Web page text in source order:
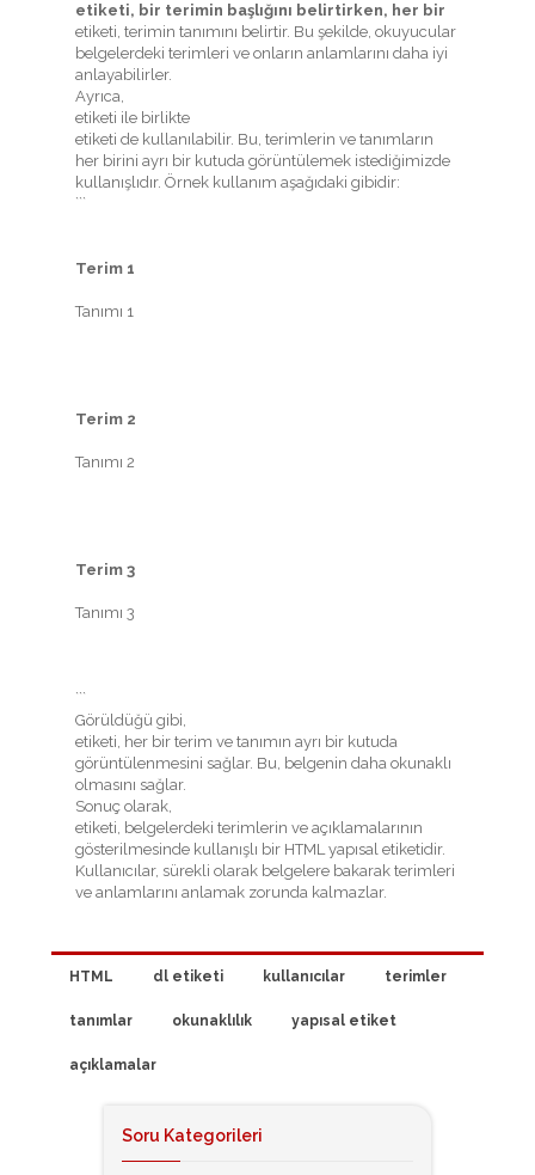
etiketi, bir terimin başlığını belirtirken, her bir
etiketi, terimin tanımını belirtir. Bu şekilde, okuyucular
belgelerdeki terimleri ve onların anlamlarını daha iyi
anlayabilirler.
Ayrıca,
etiketi ile birlikte
etiketi de kullanılabilir. Bu, terimlerin ve tanımların
her birini ayrı bir kutuda görüntülemek istediğimizde
kullanışlıdır. Örnek kullanım aşağıdaki gibidir:
```
Terim 1
Tanımı 1
Terim 2
Tanımı 2
Terim 3
Tanımı 3
```
Görüldüğü gibi,
etiketi, her bir terim ve tanımın ayrı bir kutuda
görüntülenmesini sağlar. Bu, belgenin daha okunaklı
olmasını sağlar.
Sonuç olarak,
etiketi, belgelerdeki terimlerin ve açıklamalarının
gösterilmesinde kullanışlı bir HTML yapısal etiketidir.
Kullanıcılar, sürekli olarak belgelere bakarak terimleri
ve anlamlarını anlamak zorunda kalmazlar.
HTML dl etiketi kullanıcılar terimler
tanımlar okunaklılık yapısal etiket
açıklamalar
Soru Kategorileri